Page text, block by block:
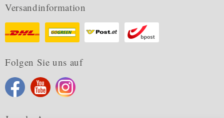
Versandinformation
Folgen Sie uns auf